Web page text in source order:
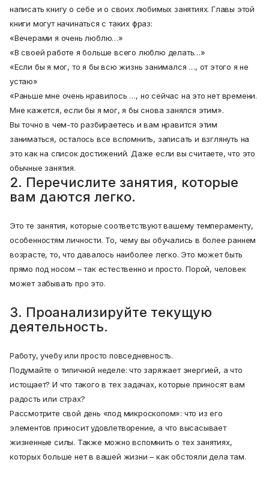
написать книгу о себе и о своих любимых занятиях. Главы этой
книги могут начинаться с таких фраз:
«Вечерами я очень люблю…»
«В своей работе я больше всего люблю делать…»
«Если бы я мог, то я бы всю жизнь занимался …, от этого я не
устаю»
«Раньше мне очень нравилось …, но сейчас на это нет времени.
Мне кажется, если бы я мог, я бы снова занялся этим».
Вы точно в чем-то разбираетесь и вам нравится этим
заниматься, осталось все вспомнить, записать и взглянуть на
это как на список достижений. Даже если вы считаете, что это
обычные занятия.
2. Перечислите занятия, которые
вам даются легко.
Это те занятия, которые соответствуют вашему темпераменту,
особенностям личности. То, чему вы обучались в более раннем
возрасте, то, что давалось наиболее легко. Это может быть
прямо под носом – так естественно и просто. Порой, человек
может забывать про это.
3. Проанализируйте текущую
деятельность.
Работу, учебу или просто повседневность.
Подумайте о типичной неделе: что заряжает энергией, а что
истощает? И что такого в тех задачах, которые приносят вам
радость или страх?
Рассмотрите свой день «под микроскопом»: что из его
элементов приносит удовлетворение, а что высасывает
жизненные силы. Также можно вспомнить о тех занятиях,
которых больше нет в вашей жизни – как обстояли дела там.